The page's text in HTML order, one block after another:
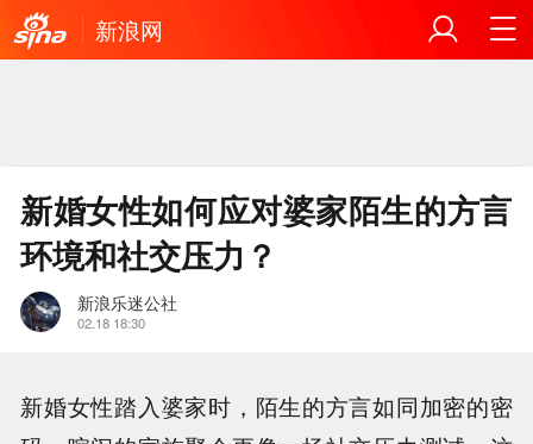
新浪网
新婚女性如何应对婆家陌生的方言
环境和社交压力？
新浪乐迷公社
02.18 18:30
新婚女性踏入婆家时，陌生的方言如同加密的密